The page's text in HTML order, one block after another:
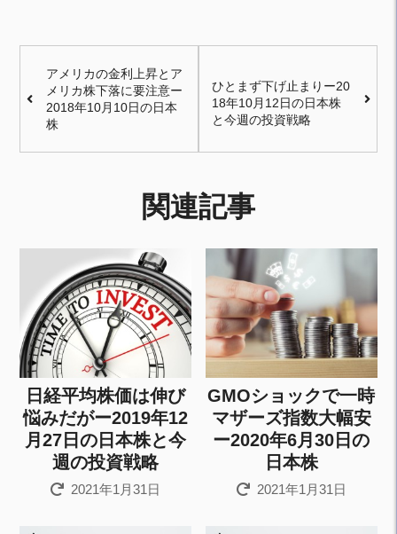
アメリカの金利上昇とア
メリカ株下落に要注意ー
2018年10月10日の日本
株
ひとまず下げ止まりー20
18年10月12日の日本株
と今週の投資戦略
関連記事
日経平均株価は伸び
悩みだがー2019年12
月27日の日本株と今
週の投資戦略
2021年1月31日
GMOショックで一時
マザーズ指数大幅安
ー2020年6月30日の
日本株
2021年1月31日